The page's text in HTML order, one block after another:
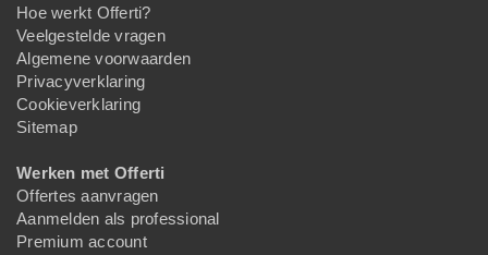
Hoe werkt Offerti?
Veelgestelde vragen
Algemene voorwaarden
Privacyverklaring
Cookieverklaring
Sitemap
Werken met Offerti
Offertes aanvragen
Aanmelden als professional
Premium account